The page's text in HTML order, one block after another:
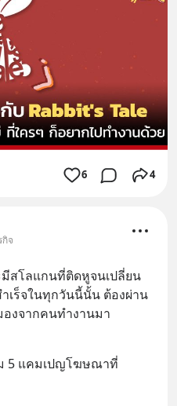
6 4
กิจ
สโลแกนที่ติดหูจนเปลี่ยน
เร็จในทุกวันนี้นั้น ต้องผ่าน
งจากคนทำงานมา
5 แคมเปญโฆษณาที่